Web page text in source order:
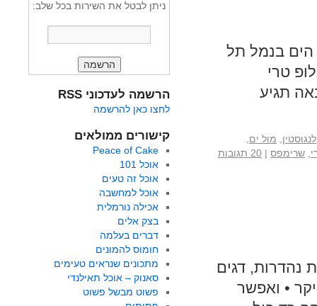
הים בנמל תל
טרי
תגיע
לנגוסטין מול ים
שרימפס | 20 תגובות
נהדרות, דגים
• ואפשר
ניתן לבטל את השירות בכל שלב:
הרשמה לעדכוני RSS
לחצו כאן להרשמה
קישורים ממולאים
Peace of Cake
אוכל 101
אוכל זה טעים
אוכל למחשבה
אכילה נורמלית
בצק אלים
דברים בעלמה
חומוס להמונים
מתכונים שנראים טעימים
סאנוק – אוכל תאילנדי
פשוט מבשל פשוט